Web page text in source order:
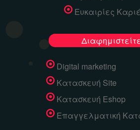
Ευκαιρίες
Digital marketing
Κατασκευή Site
Κατασκευή Eshop
Επαγγελματική